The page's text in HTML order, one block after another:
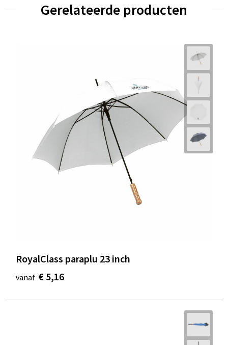
Gerelateerde producten
RoyalClass paraplu 23 inch
vanaf € 5,16